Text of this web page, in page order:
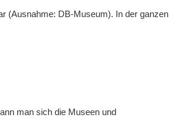
(Ausnahme: DB-Museum). In der ganzen
man sich die Museen und